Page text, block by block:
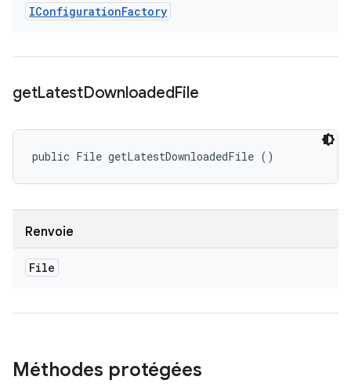
IConfigurationFactory
getLatestDownloadedFile
public File getLatestDownloadedFile ()
Renvoie
File
Méthodes protégées